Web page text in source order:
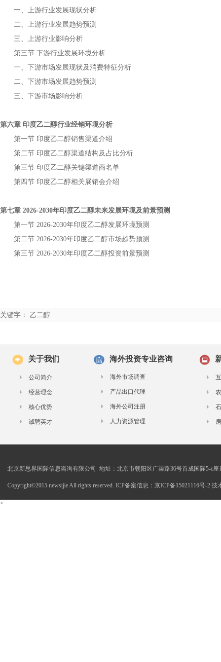
一、上游行业发展现状分析
二、上游行业发展趋势预测
三、上游行业影响分析
第三节 下游行业发展环境分析
一、下游市场发展现状及消费特征分析
二、下游市场发展趋势预测
三、下游市场影响分析
第六章 印度乙二醇行业经销环境分析
第一节 印度乙二醇销售渠道介绍
第二节 印度乙二醇渠道结构及占比分析
第三节 印度乙二醇关键渠道商名单
第四节 印度乙二醇相关展销会介绍
第七章 2026-2030年印度乙二醇未来发展环境及前景预测
第一节 2026-2030年印度乙二醇发展环境预测
第二节 2026-2030年印度乙二醇市场趋势预测
第三节 2026-2030年印度乙二醇投资前景预测
关键字： 乙二醇
关于我们
公司简介
经营理念
核心优势
诚聘英才
海外投资专业咨询
海外市场调查
产品出口代理
海外公司注册
人力资源管理
北京新思界国际信息咨询有限公司 地址：北京市朝阳区广渠路36号首成国际5-c座
Copyright©2015 newsijie All rights reserved. ICP备案信息：京ICP备15021116号-2 技
>